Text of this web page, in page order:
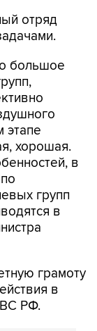
отряд
большое
этапе
хорошая.
в
групп
в
грамоту
в
РФ.